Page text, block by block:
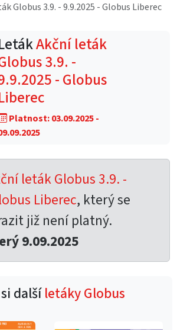
Globus 3.9. - 9.9.2025 - Globus Liberec
Akční leták
3.9. -
- Globus
Platnost: 03.09.2025 -
leták Globus 3.9. -
Liberec, který se
již není platný.
9.09.2025
dalšíletáky Globus